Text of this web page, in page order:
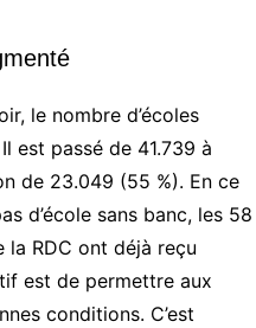
le nombre d’écoles
Il est passé de 41.739 à
de 23.049 (55 %). En ce
d’école sans banc, les 58
la RDC ont déjà reçu
est de permettre aux
conditions. C’est